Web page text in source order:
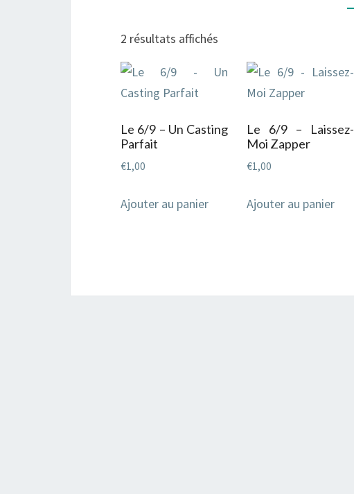
2 résultats affichés
plus
récent
ancien
Le 6/9 – Un Casting
Parfait
€1,00
Ajouter au panier
Le 6/9 – Laissez-
Moi Zapper
€1,00
Ajouter au panier